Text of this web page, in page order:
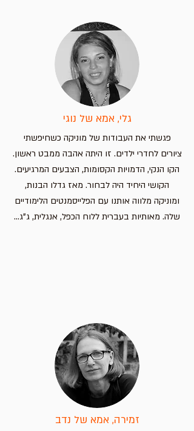
לימוד מהנה לילדים
מחיר
הוספה לסל
בירה
מחיר
הוספה לסל
מחיר‏25.00 ‏₪
הוספה לסל
חווית למידה מהנה לילדים!
מחיר
הוספה לסל
גלי, אמא של נוגי
פגשתי את העבודות של מוניקה כשחיפשתי
ציורים לחדרי ילדים. זו היתה אהבה ממבט ראשון.
הקו הנקי, הדמויות הקסומות, הצבעים המרגיעים.
הקושי היחיד היה לבחור. מאז גדלו הבנות,
ומוניקה מלווה אותנו עם הפלייסמנטים הלימודיים
שלה. מאותיות בעברית ללוח הכפל, אנגלית, ג"ג...
זמירה, אמא של נדב